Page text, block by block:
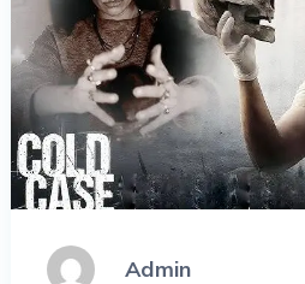
Admin